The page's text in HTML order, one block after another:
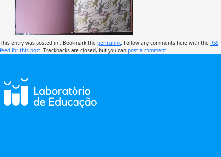
This entry was posted in . Bookmark the permalink . Follow any comments here with the RSS
feed for this post . Trackbacks are closed, but you can post a comment